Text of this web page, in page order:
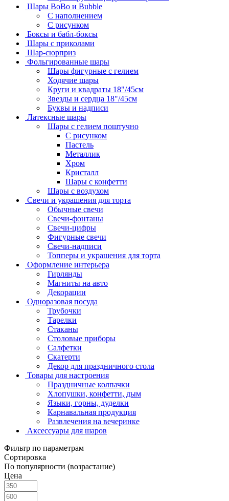
Шары BoBo и Bubble
С наполнением
С рисунком
Боксы и бабл-боксы
Шары с приколами
Шар-сюрприз
Фольгированные шары
Шары фигурные с гелием
Ходячие шары
Круги и квадраты 18"/45см
Звезды и сердца 18"/45см
Буквы и надписи
Латексные шары
Шары с гелием поштучно
С рисунком
Пастель
Металлик
Хром
Кристалл
Шары с конфетти
Шары с воздухом
Свечи и украшения для торта
Обычные свечи
Свечи-фонтаны
Свечи-цифры
Фигурные свечи
Свечи-надписи
Топперы и украшения для торта
Оформление интерьера
Гирлянды
Магниты на авто
Декорации
Одноразовая посуда
Трубочки
Тарелки
Стаканы
Столовые приборы
Салфетки
Скатерти
Декор для праздничного стола
Товары для настроения
Праздничные колпачки
Хлопушки, конфетти, дым
Языки, горны, дуделки
Карнавальная продукция
Развлечения на вечеринке
Аксессуары для шаров
Фильтр по параметрам
Сортировка
По популярности (возрастание)
Цена